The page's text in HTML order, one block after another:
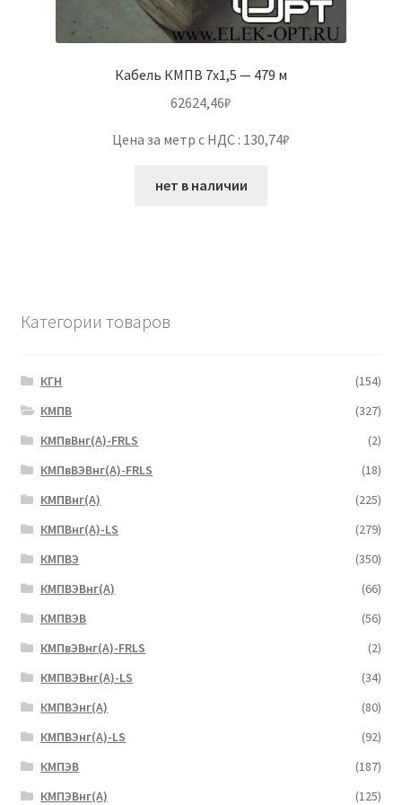
Кабель КМПВ 7х1,5 — 479 м
62624,46₽
Цена за метр с НДС : 130,74₽
нет в наличии
Категории товаров
КГН
(154)
КМПВ
(327)
КМПвВнг(А)-FRLS
(2)
КМПвВЭВнг(А)-FRLS
(18)
КМПВнг(А)
(225)
КМПВнг(А)-LS
(279)
КМПВЭ
(350)
КМПВЭBнг(А)
(66)
КМПВЭВ
(56)
КМПвЭВнг(А)-FRLS
(2)
КМПВЭВнг(А)-LS
(34)
КМПВЭнг(А)
(80)
КМПВЭнг(А)-LS
(92)
КМПЭВ
(187)
КМПЭВнг(А)
(125)